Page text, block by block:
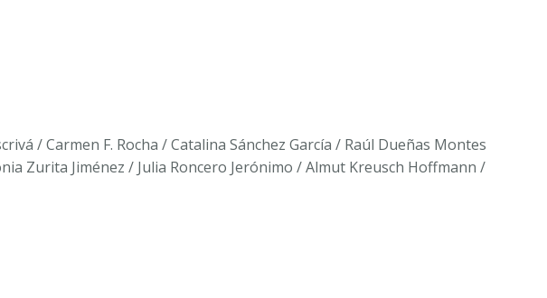
/ Carmen F. Rocha / Catalina Sánchez García / Raúl Dueñas Montes
Zurita Jiménez / Julia Roncero Jerónimo / Almut Kreusch Hoffmann /